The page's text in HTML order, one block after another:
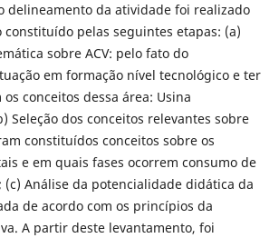
delineamento da atividade foi realizado
pelas seguintes etapas: (a)
sobre ACV: pelo fato do
em formação nível tecnológico e ter
conceitos dessa área: Usina
Seleção dos conceitos relevantes sobre
constituídos conceitos sobre os
e em quais fases ocorrem consumo de
(c) Análise da potencialidade didática da
de acordo com os princípios da
A partir deste levantamento, foi